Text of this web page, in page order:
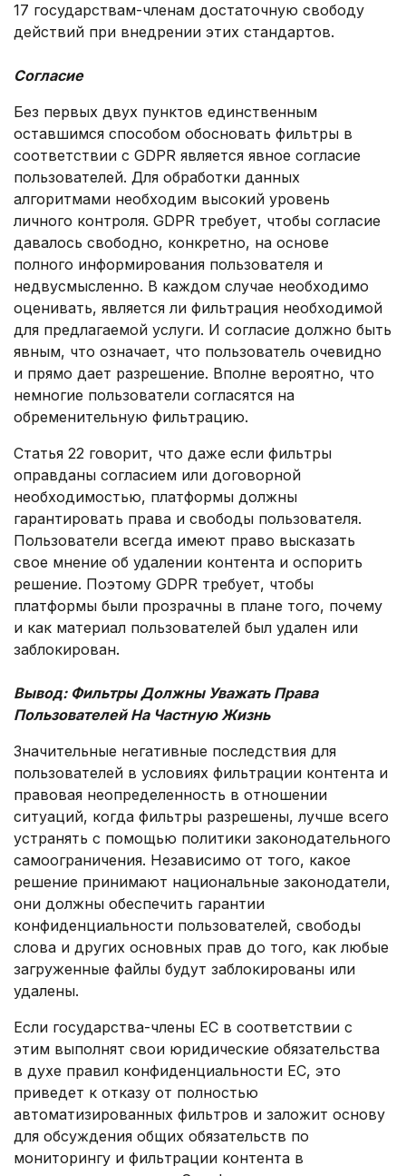
17 государствам-членам достаточную свободу
действий при внедрении этих стандартов.
Согласие
Без первых двух пунктов единственным
оставшимся способом обосновать фильтры в
соответствии с GDPR является явное согласие
пользователей. Для обработки данных
алгоритмами необходим высокий уровень
личного контроля. GDPR требует, чтобы согласие
давалось свободно, конкретно, на основе
полного информирования пользователя и
недвусмысленно. В каждом случае необходимо
оценивать, является ли фильтрация необходимой
для предлагаемой услуги. И согласие должно быть
явным, что означает, что пользователь очевидно
и прямо дает разрешение. Вполне вероятно, что
немногие пользователи согласятся на
обременительную фильтрацию.
Статья 22 говорит, что даже если фильтры
оправданы согласием или договорной
необходимостью, платформы должны
гарантировать права и свободы пользователя.
Пользователи всегда имеют право высказать
свое мнение об удалении контента и оспорить
решение. Поэтому GDPR требует, чтобы
платформы были прозрачны в плане того, почему
и как материал пользователей был удален или
заблокирован.
Вывод: Фильтры Должны Уважать Права
Пользователей На Частную Жизнь
Значительные негативные последствия для
пользователей в условиях фильтрации контента и
правовая неопределенность в отношении
ситуаций, когда фильтры разрешены, лучше всего
устранять с помощью политики законодательного
самоограничения. Независимо от того, какое
решение принимают национальные законодатели,
они должны обеспечить гарантии
конфиденциальности пользователей, свободы
слова и других основных прав до того, как любые
загруженные файлы будут заблокированы или
удалены.
Если государства-члены ЕС в соответствии с
этим выполнят свои юридические обязательства
в духе правил конфиденциальности ЕС, это
приведет к отказу от полностью
автоматизированных фильтров и заложит основу
для обсуждения общих обязательств по
мониторингу и фильтрации контента в